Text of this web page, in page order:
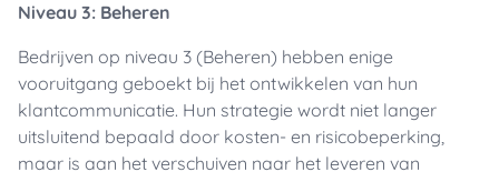
Niveau 3: Beheren
Bedrijven op niveau 3 (Beheren) hebben enige
vooruitgang geboekt bij het ontwikkelen van hun
klantcommunicatie. Hun strategie wordt niet langer
uitsluitend bepaald door kosten- en risicobeperking,
maar is aan het verschuiven naar het leveren van